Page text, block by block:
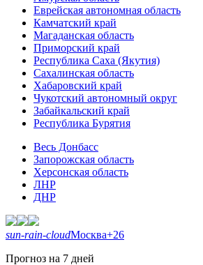
Еврейская автономная область
Камчатский край
Магаданская область
Приморский край
Республика Саха (Якутия)
Сахалинская область
Хабаровский край
Чукотский автономный округ
Забайкальский край
Республика Бурятия
Весь Донбасс
Запорожская область
Херсонская область
ЛНР
ДНР
sun-rain-cloudМосква+26
Прогноз на 7 дней